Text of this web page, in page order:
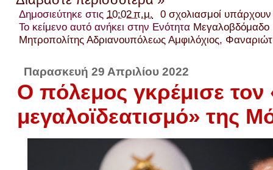
Δημοσιεύτηκε στις 10:02 π.μ.
0 σχολιασμοί
Το κείμενο αυτό ανήκει στην Ενότητα Μεγαλοβδόμαδο
Μητροπολίτης Αδριανουπόλεως Αμφιλόχιος,
Παρασκευή 29 Απριλίου 2022
Ο πόλεμος γκρέμισε τον
μεγαλοϊδεατισμό» της